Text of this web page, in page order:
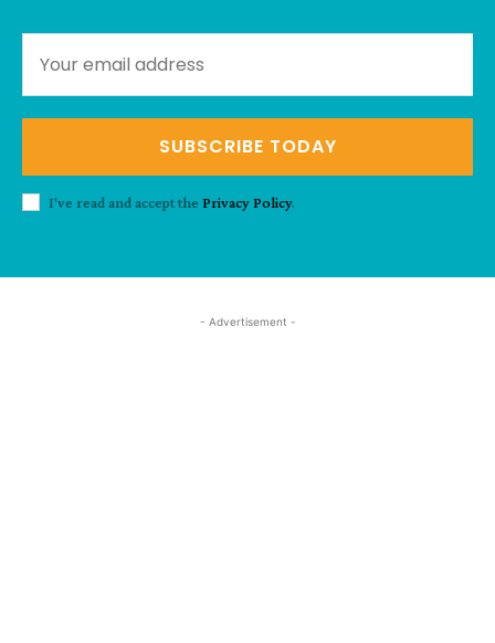
SUBSCRIBE TODAY
I've read and accept the Privacy Policy.
- Advertisement -